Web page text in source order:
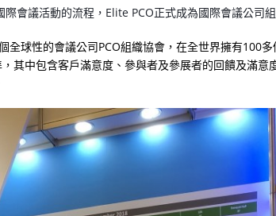
議活動的流程，Elite PCO正式成為國際會議公司組
全球性的會議公司PCO組織協會，在全世界擁有100多
其中包含客戶滿意度、參與者及參展者的回饋及滿意